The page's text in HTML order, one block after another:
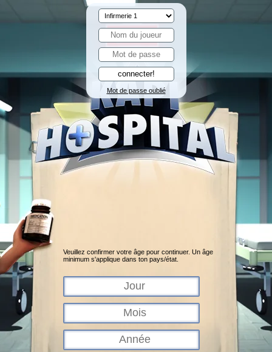
Mot de passe oublié
Veuillez confirmer votre âge pour continuer. Un âge
minimum s'applique dans ton pays/état.